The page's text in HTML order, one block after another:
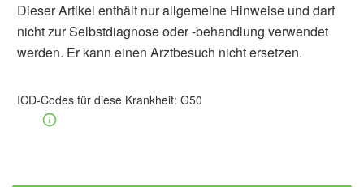
Dieser Artikel enthält nur allgemeine Hinweise und darf
nicht zur Selbstdiagnose oder -behandlung verwendet
werden. Er kann einen Arztbesuch nicht ersetzen.
ICD-Codes für diese Krankheit: G50